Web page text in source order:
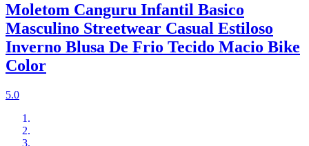
Moletom Canguru Infantil Basico
Masculino Streetwear Casual Estiloso
Inverno Blusa De Frio Tecido Macio Bike
Color
5.0